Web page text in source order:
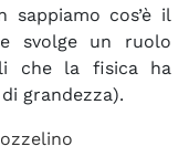
cos’è il
svolge un ruolo
che la fisica ha
grandezza).